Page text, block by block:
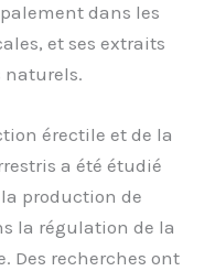
dans les
et ses extraits
naturels.
érectile et de la
a été étudié
production de
la régulation de la
Des recherches ont